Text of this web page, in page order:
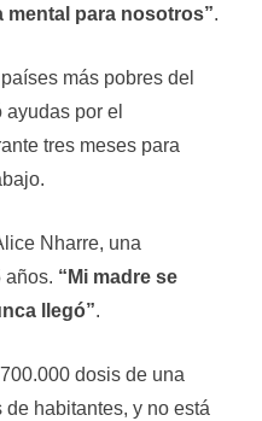
mental para nosotros”.
más pobres del
por el
tres meses para
Nharre, una
años. “Mi madre se
llegó”.
dosis de una
habitantes, y no está